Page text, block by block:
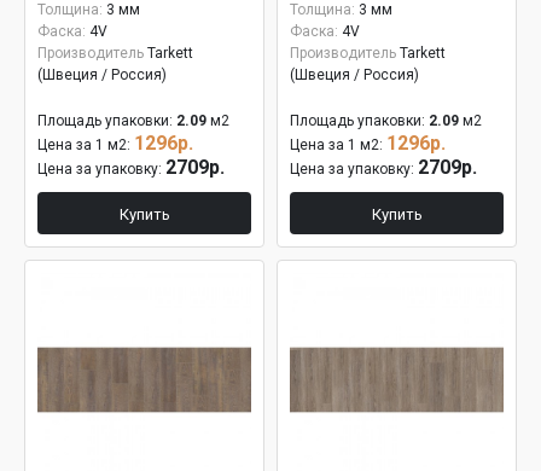
Толщина: 3 мм
Фаска: 4V
Производитель Tarkett
(Швеция / Россия)
Площадь упаковки: 2.09 м2
Цена за 1 м2: 1296р.
Цена за упаковку: 2709р.
Купить
Толщина: 3 мм
Фаска: 4V
Производитель Tarkett
(Швеция / Россия)
Площадь упаковки: 2.09 м2
Цена за 1 м2: 1296р.
Цена за упаковку: 2709р.
Купить